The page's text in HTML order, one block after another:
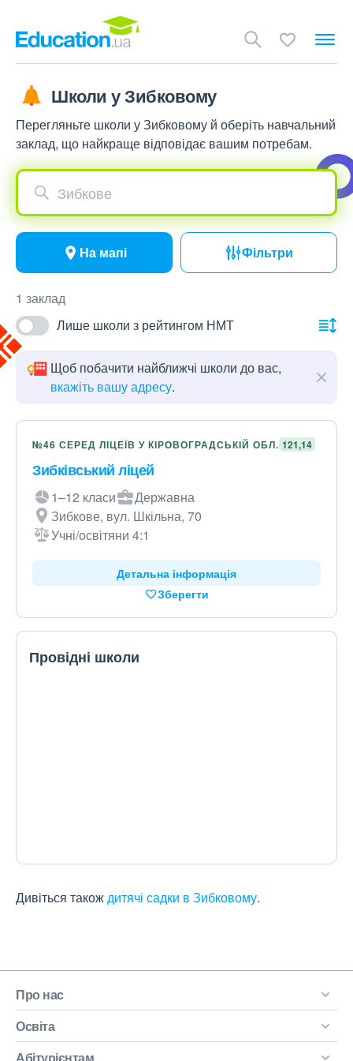
Школи у Зибковому
Перегляньте школи у Зибковому й оберіть навчальний
заклад, що найкраще відповідає вашим потребам.
Зибкове
На мапі Фільтри
1 заклад
Лише школи з рейтингом НМТ
Щоб побачити найближчі школи до вас,
вкажіть вашу адресу.
№46 СЕРЕД ЛІЦЕЇВ У КІРОВОГРАДСЬКІЙ ОБЛ. 121,14
Зибківський ліцей
1–12 класи
Державна
Зибкове, вул. Шкільна, 70
Учні/освітяни 4:1
Детальна інформація
Зберегти
Провідні школи
Дивіться такождитячі садки в Зибковому.
Про нас
Освіта